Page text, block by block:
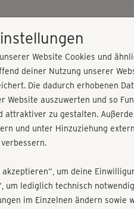
trainieren!
Website Cookies und
deiner Nutzung unserer
Die dadurch erhobenen
Website auszuwerten und so
attraktiver zu gestalten.
und unter Hinzuziehung
akzeptieren“, um deine
um lediglich technisch
im Einzelnen ändern sowie